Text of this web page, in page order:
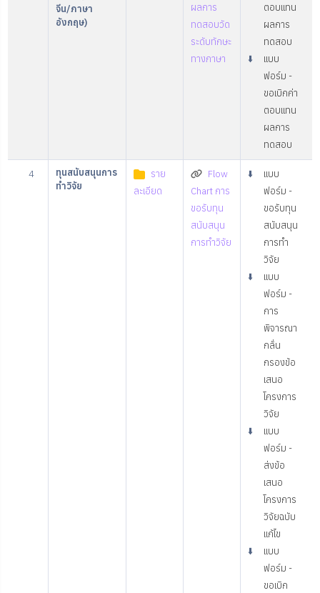
จีน/ภาษา
อังกฤษ)
ผลการ
ทดสอบวัด
ระดับทักษะ
ทางภาษา
ตอบแทน
ผลการ
ทดสอบ
⬇️
แบบ
ฟอร์ม -
ขอเบิกค่า
ตอบแทน
ผลการ
ทดสอบ
4
ทุนสนับสนุนการ
ทำวิจัย
ราย
ละเอียด
Flow
Chart การ
ขอรับทุน
สนับสนุน
การทำวิจัย
⬇️
แบบ
ฟอร์ม -
ขอรับทุน
สนับสนุน
การทำ
วิจัย
⬇️
แบบ
ฟอร์ม -
การ
พิจารณา
กลั่น
กรองข้อ
เสนอ
โครงการ
วิจัย
⬇️
แบบ
ฟอร์ม -
ส่งข้อ
เสนอ
โครงการ
วิจัยฉบับ
แก้ไข
⬇️
แบบ
ฟอร์ม -
ขอเบิก